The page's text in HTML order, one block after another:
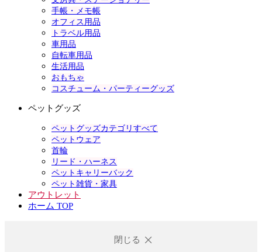
手帳・メモ帳
オフィス用品
トラベル用品
車用品
自転車用品
生活用品
おもちゃ
コスチューム・パーティーグッズ
ペットグッズ
ペットグッズカテゴリすべて
ペットウェア
首輪
リード・ハーネス
ペットキャリーバック
ペット雑貨・家具
アウトレット
ホーム TOP
閉じる